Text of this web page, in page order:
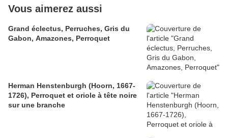
Vous aimerez aussi
Grand éclectus, Perruches, Gris du
Gabon, Amazones, Perroquet
Herman Henstenburgh (Hoorn, 1667-
1726), Perroquet et oriole à tête noire
sur une branche